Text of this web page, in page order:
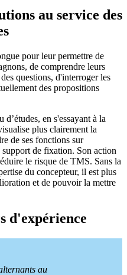
au service des
pour leur permettre de
de comprendre leurs
questions, d'interroger les
des propositions
en s'essayant à la
plus clairement la
de ses fonctions sur
de fixation. Son action
le risque de TMS. Sans la
du concepteur, il est plus
et de pouvoir la mettre
d'expérience
au